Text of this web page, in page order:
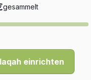
gesammelt
einrichten